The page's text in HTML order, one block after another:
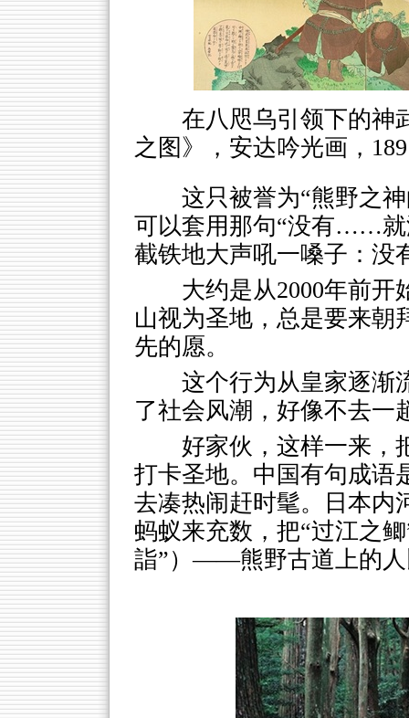
在八咫乌引领下的
之图》，安达吟光画，
这只被誉为“熊野之
可以套用那句“没有……
截铁地大声吼一嗓子：没
大约是从2000年前开
山视为圣地，总是要来朝
先的愿。
这个行为从皇家逐渐
了社会风潮，好像不去一
好家伙，这样一来，
打卡圣地。中国有句成语
去凑热闹赶时髦。日本内
蚂蚁来充数，把“过江之
詣”）——熊野古道上的人